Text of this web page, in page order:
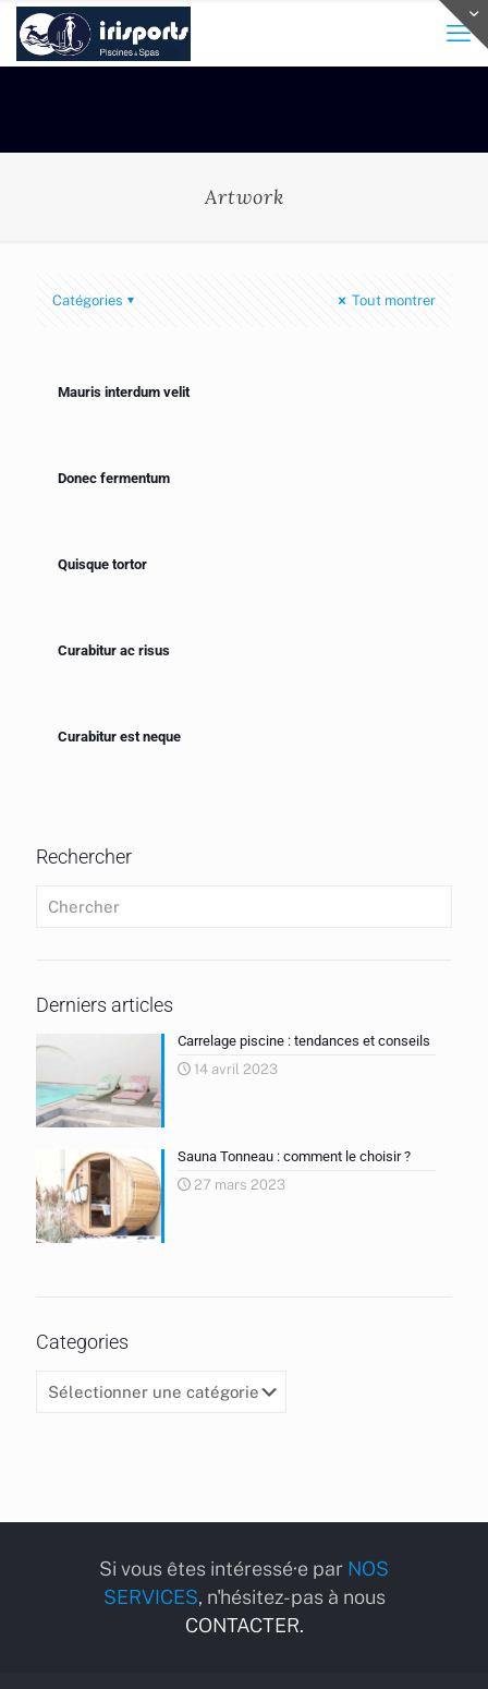
Artwork
Catégories Tout montrer
Mauris interdum velit
Donec fermentum
Quisque tortor
Curabitur ac risus
Curabitur est neque
Rechercher
Derniers articles
Carrelage piscine : tendances et conseils
14 avril 2023
Sauna Tonneau : comment le choisir ?
27 mars 2023
Categories
Si vous êtes intéressé·e par NOS
SERVICES, n'hésitez-pas à nous
CONTACTER.